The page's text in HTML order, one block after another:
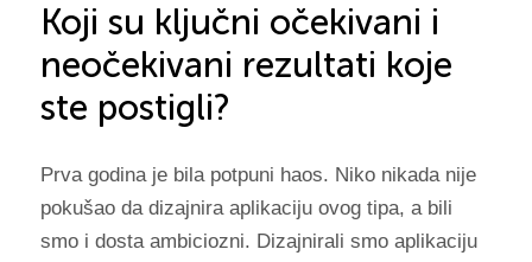
Koji su ključni očekivani i
neočekivani rezultati koje
ste postigli?
Prva godina je bila potpuni haos. Niko nikada nije
pokušao da dizajnira aplikaciju ovog tipa, a bili
smo i dosta ambiciozni. Dizajnirali smo aplikaciju